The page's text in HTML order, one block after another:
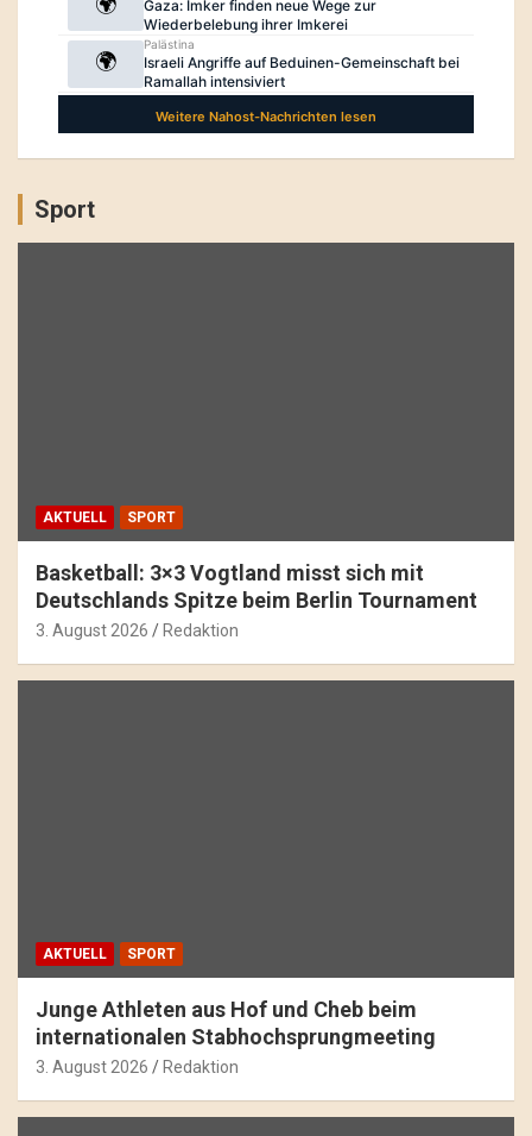
Sport
AKTUELL SPORT
Basketball: 3×3 Vogtland misst sich mit
Deutschlands Spitze beim Berlin Tournament
3. August 2026 Redaktion
AKTUELL SPORT
Junge Athleten aus Hof und Cheb beim
internationalen Stabhochsprungmeeting
3. August 2026 Redaktion